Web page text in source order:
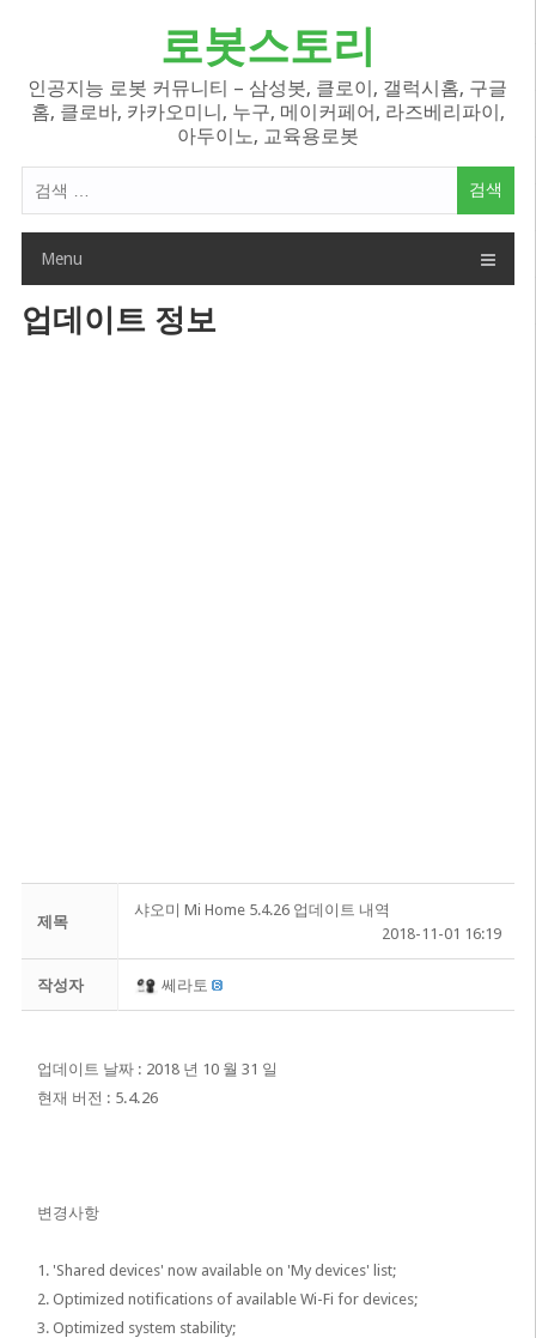
로봇스토리
인공지능 로봇 커뮤니티 – 삼성봇, 클로이, 갤럭시홈, 구글
홈, 클로바, 카카오미니, 누구, 메이커페어, 라즈베리파이,
아두이노, 교육용로봇
색
Menu
업데이트 정보
제목
샤오미 Mi Home 5.4.26 업데이트 내역
2018-11-01 16:19
작성자 쎄라토
업데이트 날짜 : 2018 년 10 월 31 일
현재 버전 : 5.4.26
변경사항
1. 'Shared devices' now available on 'My devices' list;
2. Optimized notifications of available Wi-Fi for devices;
3. Optimized system stability;